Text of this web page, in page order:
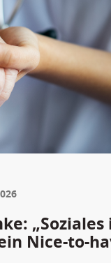
„Soziales
Nice-to-